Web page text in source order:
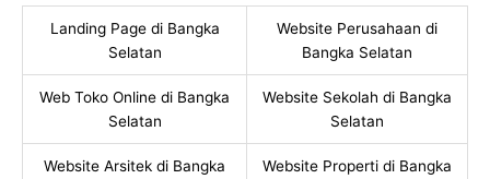
Landing Page di Bangka
Selatan
Website Perusahaan di
Bangka Selatan
Web Toko Online di Bangka
Selatan
Website Sekolah di Bangka
Selatan
Website Arsitek di Bangka
Website Properti di Bangka